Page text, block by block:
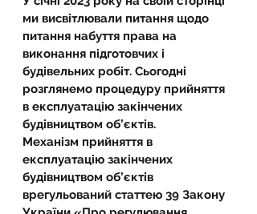
ми висвітлювали питання щодо
питання набуття права на
виконання підготовчих і
будівельних робіт. Сьогодні
розглянемо процедуру прийняття
в експлуатацію закінчених
будівництвом об’єктів.
Механізм прийняття в
експлуатацію закінчених
будівництвом об’єктів
врегульований статтею 39 Закону